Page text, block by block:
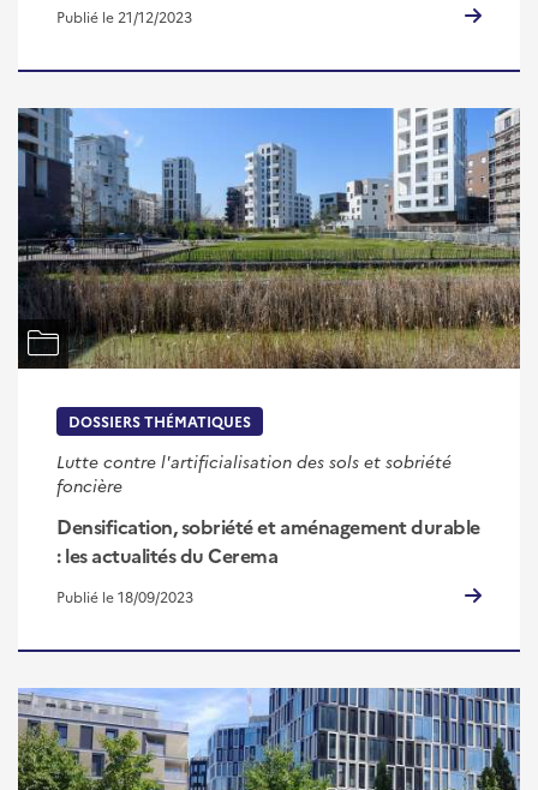
Publié le 21/12/2023
DOSSIERS THÉMATIQUES
Lutte contre l'artificialisation des sols et sobriété
foncière
Densification, sobriété et aménagement durable
: les actualités du Cerema
Publié le 18/09/2023